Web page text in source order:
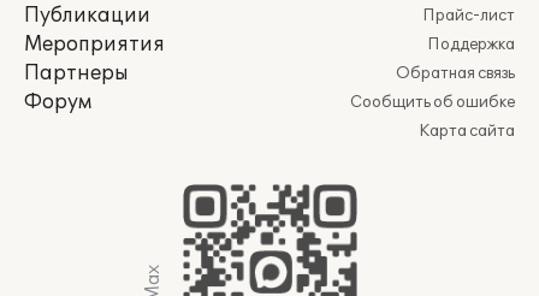
Публикации
Мероприятия
Партнеры
Форум
Прайс-лист
Поддержка
Обратная связь
Сообщить об ошибке
Карта сайта